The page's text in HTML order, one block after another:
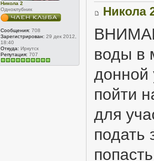
Никола 2
Одноклубник
Сообщения: 708
Зарегистрирован: 29 дек 2012,
18:40
Откуда: Иркутск
Репутация: 707
Никола
воды в
донной
пойти
для
подать